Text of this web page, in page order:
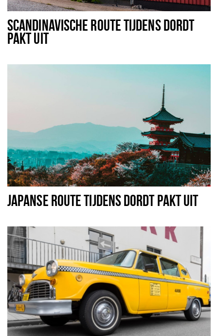
Recreatief
Winkels
Winkelgebieden
Toeristische routes
Sport
Natuur
Inloggen
SCANDINAVISCHE ROUTE TIJDENS DORDT
PAKT UIT
JAPANSE ROUTE TIJDENS DORDT PAKT UIT